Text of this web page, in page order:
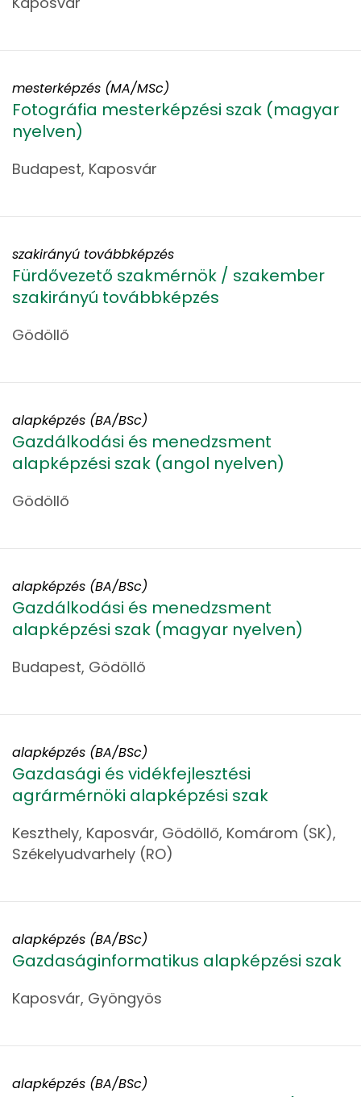
Fotográfia mesterképzési szak (magyar
nyelven)
Budapest, Kaposvár
mesterképzés (MA/MSc)
Fürdővezető szakmérnök / szakember
szakirányú továbbképzés
Gödöllő
szakirányú továbbképzés
Gazdálkodási és menedzsment
alapképzési szak (angol nyelven)
Gödöllő
alapképzés (BA/BSc)
Gazdálkodási és menedzsment
alapképzési szak (magyar nyelven)
Budapest, Gödöllő
alapképzés (BA/BSc)
Gazdasági és vidékfejlesztési
agrármérnöki alapképzési szak
Keszthely, Kaposvár, Gödöllő, Komárom (SK),
Székelyudvarhely (RO)
alapképzés (BA/BSc)
Gazdaságinformatikus alapképzési szak
Kaposvár, Gyöngyös
alapképzés (BA/BSc)
alapképzés (BA/BSc)